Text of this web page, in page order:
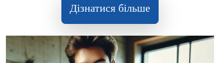
Дізнатися більше